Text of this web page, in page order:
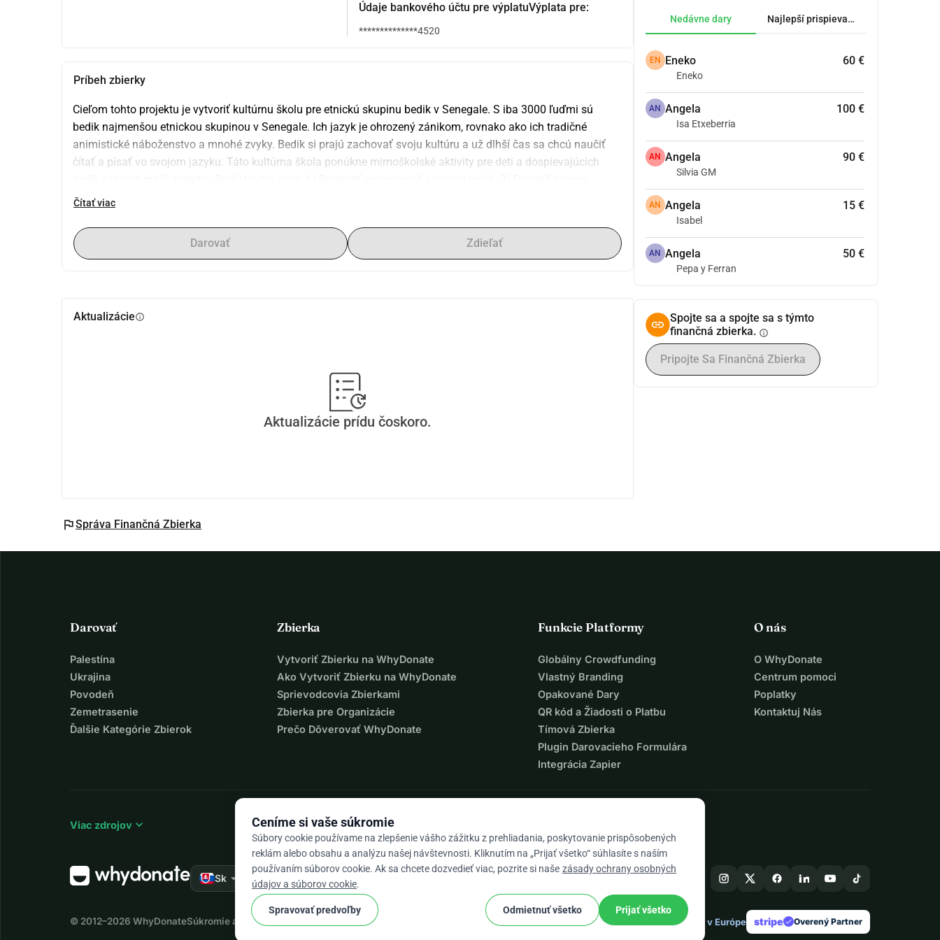
Údaje bankového účtu pre výplatuVýplata pre:
**************4520
Príbeh zbierky
Cieľom tohto projektu je vytvoriť kultúrnu školu pre etnickú skupinu bedik v Senegale. S iba 3000 ľuďmi sú
bedik najmenšou etnickou skupinou v Senegale. Ich jazyk je ohrozený zánikom, rovnako ako ich tradičné
animistické náboženstvo a mnohé zvyky. Bedik si prajú zachovať svoju kultúru a už dlhší čas sa chcú naučiť
čítať a písať vo svojom jazyku. Táto kultúrna škola ponúkne mimoškolské aktivity pre deti a dospievajúcich
kultúry bedik.
Tento projekt je pokračovaním predchádzajúceho projektu s názvom Giñana Books, ktorý vyvrcholil
publikovaním Becësal , zbierky ústnej literatúry bedik.
Čítať viac
Darovať Zdieľať
Aktualizácieinfo
Aktualizácie prídu čoskoro.
flagSpráva Finančná Zbierka
Nedávne dary Najlepší prispievatelia.
EN Eneko 60 €
Eneko
AN Angela 100 €
Isa Etxeberria
AN Angela 90 €
Silvia GM
AN Angela 15 €
Isabel
AN Angela 50 €
Pepa y Ferran
Spojte sa a spojte sa s týmto
finančná zbierka. info
Pripojte Sa Finančná Zbierka
Darovať
Palestína
Ukrajina
Povodeň
Zemetrasenie
Ďalšie Kategórie Zbierok
Zbierka
Vytvoriť Zbierku na WhyDonate
Ako Vytvoriť Zbierku na WhyDonate
Sprievodcovia Zbierkami
Zbierka pre Organizácie
Prečo Dôverovať WhyDonate
Funkcie Platformy
Globálny Crowdfunding
Vlastný Branding
Opakované Dary
QR kód a Žiadosti o Platbu
Tímová Zbierka
Plugin Darovacieho Formulára
Integrácia Zapier
O nás
O WhyDonate
Centrum pomoci
Poplatky
Kontaktuj Nás
Viac zdrojov expand_more
Sk arrow_drop_down ★★★★★4,9 / 5 na základe 500+ recenzií
© 2012–2026 WhyDonateSúkromie a cookies Obchodné podmienkycookie Nastavenia súborov cookie. Vyrobené v Európe stripe check Overený Partner
Ceníme si vaše súkromie
Súbory cookie používame na zlepšenie vášho zážitku z prehliadania, poskytovanie prispôsobených
reklám alebo obsahu a analýzu našej návštevnosti. Kliknutím na „Prijať všetko“ súhlasíte s naším
používaním súborov cookie. Ak sa chcete dozvedieť viac, pozrite si naše zásady ochrany osobných
údajov a súborov cookie.
Spravovať predvoľby Odmietnuť všetko Prijať všetko